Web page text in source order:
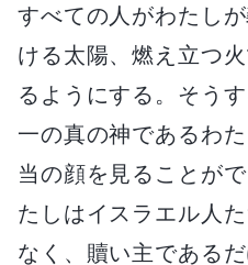
すべての人がわたし
ける太陽、燃え立つ
るようにする。そう
一の真の神であるわ
当の顔を見ることが
たしはイスラエル人
なく、贖い主である